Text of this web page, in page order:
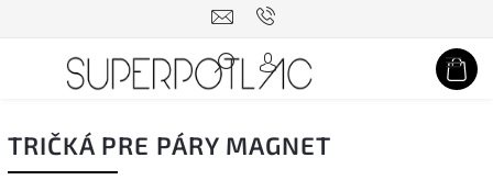
Hľadať
TRIČKÁ PRE PÁRY MAGNET